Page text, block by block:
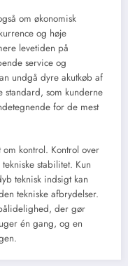
om økonomisk
og høje
levetiden på
service og
undgå dyre akutkøb af
standard, som kunderne
for de mest
kontrol. Kontrol over
stabilitet. Kun
teknisk indsigt kan
tekniske afbrydelser.
der gør
én gang, og en